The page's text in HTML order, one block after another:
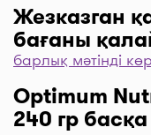
Жезказган
бағаны
Дәріханаларды
түймесін, одан
…” және “Таңдау”
барлық мәтінді
Optimum
240 гр